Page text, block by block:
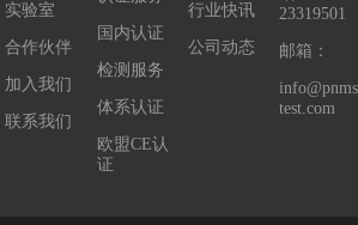
实验室
合作伙伴
加入我们
联系我们
国内认证
检测服务
体系认证
欧盟CE认
证
行业快讯
公司动态
23319501
邮箱：
test.com